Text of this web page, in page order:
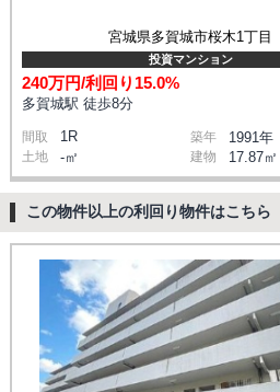
宮城県多賀城市桜木1丁目
投資マンション
240万円/利回り15.0%
多賀城駅 徒歩8分
間取 1R 築年 1991年
土地 -㎡ 建物 17.87㎡
この物件以上の利回り物件はこちら